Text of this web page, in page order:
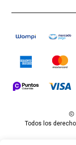
Todos los